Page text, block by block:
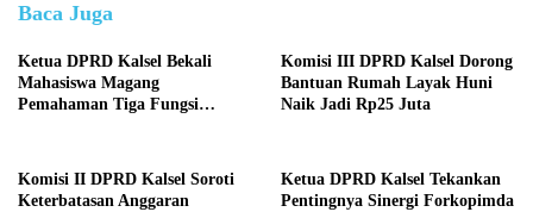
Baca Juga
Ketua DPRD Kalsel Bekali
Mahasiswa Magang
Pemahaman Tiga Fungsi
Komisi III DPRD Kalsel Dorong
Bantuan Rumah Layak Huni
Naik Jadi Rp25 Juta
Komisi II DPRD Kalsel Soroti
Keterbatasan Anggaran
Ketua DPRD Kalsel Tekankan
Pentingnya Sinergi Forkopimda